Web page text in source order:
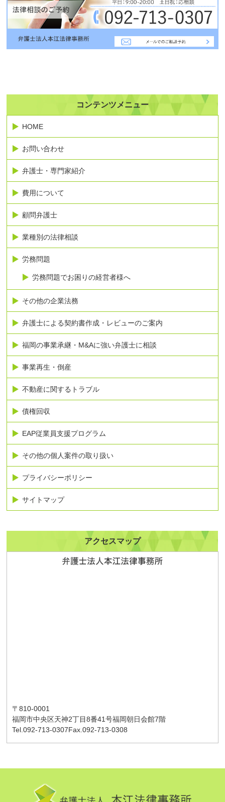
コンテンツメニュー
HOME
お問い合わせ
弁護士・専門家紹介
費用について
顧問弁護士
業種別の法律相談
労務問題
労務問題でお困りの経営者様へ
その他の企業法務
弁護士による契約書作成・レビューのご案内
福岡の事業承継・M&Aに強い弁護士に相談
事業再生・倒産
不動産に関するトラブル
債権回収
EAP従業員支援プログラム
その他の個人案件の取り扱い
プライバシーポリシー
サイトマップ
アクセスマップ
〒810-0001
福岡市中央区天神2丁目8番41号福岡朝日会館7階
Tel.092-713-0307Fax.092-713-0308